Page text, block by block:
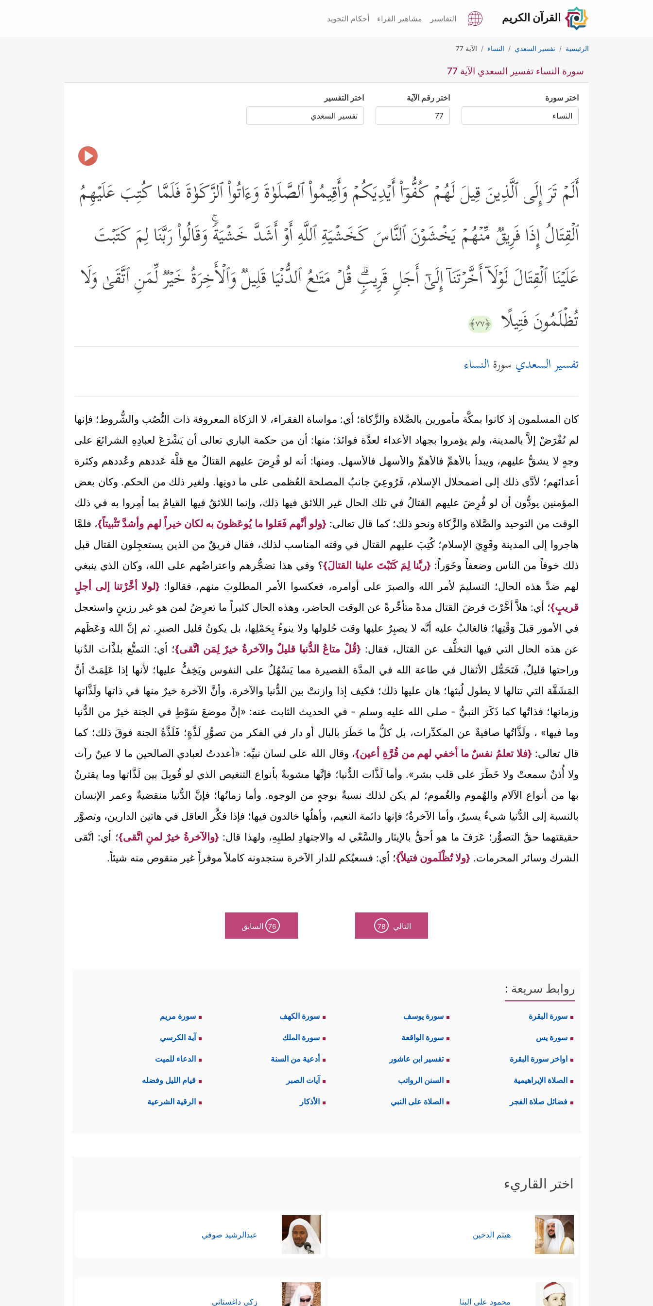
القرآن الكريم التفاسير مشاهير القراء أحكام التجويد
الرئيسية تفسير السعدي النساء الآية 77
سورة النساء تفسير السعدي الآية 77
اختر سورة اختر رقم الآية اختر التفسير
أَلَمۡ تَرَ إِلَى ٱلَّذِینَ قِیلَ لَهُمۡ كُفُّوۤاْ أَیۡدِیَكُمۡ وَأَقِیمُواْ ٱلصَّلَوٰةَ وَءَاتُواْ ٱلزَّكَوٰةَ فَلَمَّا كُتِبَ عَلَیۡهِمُ
ٱلۡقِتَالُ إِذَا فَرِیقࣱ مِّنۡهُمۡ یَخۡشَوۡنَ ٱلنَّاسَ كَخَشۡیَةِ ٱللَّهِ أَوۡ أَشَدَّ خَشۡیَةࣰۚ وَقَالُواْ رَبَّنَا لِمَ كَتَبۡتَ
عَلَیۡنَا ٱلۡقِتَالَ لَوۡلَاۤ أَخَّرۡتَنَاۤ إِلَىٰۤ أَجَلࣲ قَرِیبࣲۗ قُلۡ مَتَـٰعُ ٱلدُّنۡیَا قَلِیلࣱ وَٱلۡأَخِرَةُ خَیۡرࣱ لِّمَنِ ٱتَّقَىٰ وَلَا
تُظۡلَمُونَ فَتِیلًا ﴿٧٧﴾
تفسير السعدي سورةالنساء
كان المسلمون إذ كانوا بمكَّة مأمورين بالصَّلاة والزَّكاة؛ أي: مواساة الفقراء، لا الزكاة المعروفة ذات النُّصُب والشُّروط؛ فإنها
لم تُفْرَضْ إلاَّ بالمدينة، ولم يؤمروا بجهاد الأعداء لعدَّة فوائدَ: منها: أن من حكمة الباري تعالى أن يَشْرَعَ لعبادِهِ الشرائعَ على
وجهٍ لا يشقُّ عليهم، ويبدأ بالأهمِّ فالأهمِّ والأسهل فالأسهل. ومنها: أنه لو فُرِضَ عليهم القتالُ مع قلَّة عَددهم وعُددهم وكثرة
أعدائهم؛ لأدَّى ذلك إلى اضمحلال الإسلام، فَرُوعِيَ جانبُ المصلحة العُظمى على ما دونِها. ولغير ذلك من الحكم. وكان بعض
المؤمنين يودُّون أن لو فُرِضَ عليهم القتالُ في تلك الحال غير اللائق فيها ذلك، وإنما اللائقُ فيها القيامُ بما أمِروا به في ذلك
الوقت من التوحيد والصَّلاة والزَّكاة ونحو ذلك؛ كما قال تعالى: {ولو أنَّهم فَعَلوا ما يُوعَظونَ به لكان خيراً لهم وأشدَّ تَثْبيتاً}، فلمَّا
هاجروا إلى المدينة وقَوِيَ الإسلام؛ كُتِبَ عليهم القتال في وقته المناسب لذلك، فقال فريقٌ من الذين يستعجِلون القتال قبل
ذلك خوفاً من الناس وضعفاً وخَوَراً: {ربَّنا لِمَ كَتَبْتَ علينا القتالَ}؟ وفي هذا تضجُّرهم واعتراضُهم على الله، وكان الذي ينبغي
لهم ضدَّ هذه الحال؛ التسليمَ لأمر الله والصبرَ على أوامره، فعكسوا الأمر المطلوبَ منهم، فقالوا: {لولا أخَّرْتنا إلى أجلٍ
قريبٍ}؛ أي: هلاَّ أخَّرْتَ فرضَ القتال مدةً متأخِّرةً عن الوقت الحاضر، وهذه الحال كثيراً ما تعرِضُ لمن هو غير رزينٍ واستعجل
في الأمور قبلَ وَقْتِها؛ فالغالبُ عليه أنَّه لا يصبِرُ عليها وقت حُلولها ولا ينوءُ بِحَمْلِها، بل يكونُ قليل الصبرِ. ثم إنَّ الله وَعَظَهم
عن هذه الحال التي فيها التخلُّف عن القتال، فقال: {قُلْ متاعُ الدُّنيا قليلٌ والآخرةُ خيرٌ لِمَن اتَّقى}؛ أي: التمتُّع بلذَّات الدُنيا
وراحتها قليلٌ، فَتَحَمُّل الأثقال في طاعة الله في المدَّة القصيرة مما يَسْهُلُ على النفوس ويَخِفُّ عليها؛ لأنها إذا عَلِمَتْ أنَّ
المَشَقَّة التي تنالها لا يطول لُبثها؛ هان عليها ذلك؛ فكيف إذا وازنتْ بين الدُّنيا والآخرة، وأنَّ الآخرة خيرٌ منها في ذاتها ولَذَّاتها
وزمانها؛ فذاتُها كما ذَكَرَ النبيُّ - صلى الله عليه وسلم - في الحديث الثابت عنه: «إنَّ موضعَ سَوْطٍ في الجنة خيرٌ من الدُّنيا
وما فيها» ، ولَذَّاتُها صافيةٌ عن المكدِّرات، بل كلُّ ما خَطَرَ بالبال أو دار في الفكر من تصوُّرِ لَذَّةٍ؛ فَلَذَّةُ الجنة فوقَ ذلك؛ كما
قال تعالى: {فلا تعلمُ نفسٌ ما أخفي لهم من قُرَّةِ أعين}، وقال الله على لسان نبيِّه: «أعددتُ لعبادي الصالحين ما لا عينٌ رأت
ولا أُذنٌ سمعتْ ولا خَطَرَ على قلب بشر». وأما لَذَّات الدُّنيا؛ فإنَّها مشوبةٌ بأنواع التنغيص الذي لو قُوبِلَ بين لَذَّاتها وما يقترنُ
بها من أنواع الآلام والهُموم والغُموم؛ لم يكن لذلك نسبةٌ بوجهٍ من الوجوه. وأما زمانُها؛ فإنَّ الدُّنيا منقضيةٌ وعمر الإنسان
بالنسبة إلى الدُّنيا شيءٌ يسيرٌ، وأما الآخرةُ؛ فإنها دائمة النعيم، وأهلُها خالدون فيها؛ فإذا فكَّر العاقل في هاتين الدارين، وتصوَّر
حقيقتهما حقَّ التصوُّر؛ عَرَفَ ما هو أحقُّ بالإيثار والسَّعْي له والاجتهادِ لطلبِهِ، ولهذا قال: {والآخرةُ خيرٌ لمنِ اتَّقى}؛ أي: اتَّقى
الشرك وسائر المحرمات. {ولا تُظْلَمون فتيلاً}؛ أي: فسعيُكم للدار الآخرة ستجدونه كاملاً موفراً غير منقوص منه شيئاً.
التالي 78
76 السابق
روابط سريعة :
سورة البقرة سورة يوسف سورة الكهف سورة مريم
سورة يس سورة الواقعة سورة الملك آية الكرسي
اواخر سورة البقرة تفسير ابن عاشور أدعية من السنة الدعاء للميت
الصلاة الإبراهيمية السنن الرواتب آيات الصبر قيام الليل وفضله
فضائل صلاة الفجر الصلاة على النبي الأذكار الرقية الشرعية
اختر القاريء
هيثم الدخين عبدالرشيد صوفي
محمود علي البنا زكي داغستاني